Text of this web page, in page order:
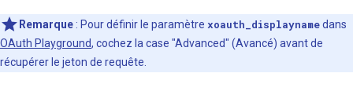
Remarque : Pour définir le paramètre xoauth_displaynamedans
OAuth Playground, cochez la case "Advanced" (Avancé) avant de
récupérer le jeton de requête.